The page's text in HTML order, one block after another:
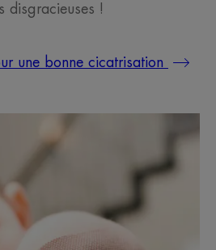
disgracieuses !
une bonne cicatrisation